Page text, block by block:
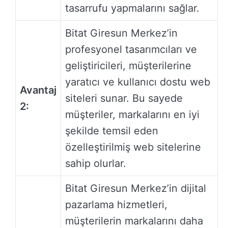
tasarrufu yapmalarını sağlar.
Avantaj
2:
Bitat Giresun Merkez’in
profesyonel tasarımcıları ve
geliştiricileri, müşterilerine
yaratıcı ve kullanıcı dostu web
siteleri sunar. Bu sayede
müşteriler, markalarını en iyi
şekilde temsil eden
özelleştirilmiş web sitelerine
sahip olurlar.
Bitat Giresun Merkez’in dijital
pazarlama hizmetleri,
müşterilerin markalarını daha